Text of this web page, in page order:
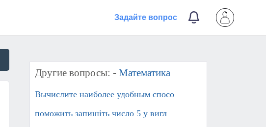
Задайте вопрос
Другие вопросы: - Математика
Вычислите наиболее удобным спосо
поможить запишіть число 5 у вигл